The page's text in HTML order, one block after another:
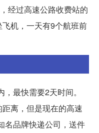
经过高速公路收费站的
机，一天有9个航班前
最快需要2天时间。
离，但是现在的高速
名品牌快递公司，送件